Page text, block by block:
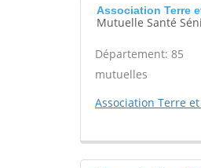
Association Terre
Mutuelle Santé
Département: 85
mutuelles
Association Terre